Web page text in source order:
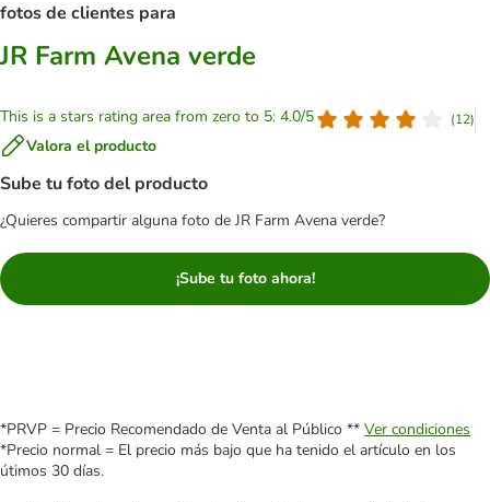
fotos de clientes para
JR Farm Avena verde
This is a stars rating area from zero to 5: 4.0/5 (12)
Valora el producto
Sube tu foto del producto
¿Quieres compartir alguna foto de JR Farm Avena verde?
¡Sube tu foto ahora!
*PRVP = Precio Recomendado de Venta al Público ** Ver condiciones
*Precio normal = El precio más bajo que ha tenido el artículo en los
útimos 30 días.